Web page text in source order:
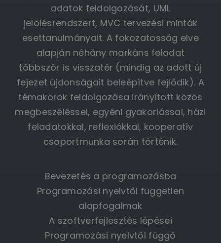
adatok feldolgozását, UML
jelölésrendszert, MVC tervezési minták
esettanulmányait. A fokozatosság elve
alapján néhány markáns feladat
többször is visszatér (mindig az adott új
fejezet újdonságait beleépítve fejlődik). A
témakörök feldolgozása irányított közös
megbeszéléssel, egyéni gyakorlással, házi
feladatokkal, reflexiókkal, kooperatív
csoportmunka során történik.
Bevezetés a programozásba
Programozási nyelvtől független
alapfogalmak
A szoftverfejlesztés lépései
Programozási nyelvtől függő